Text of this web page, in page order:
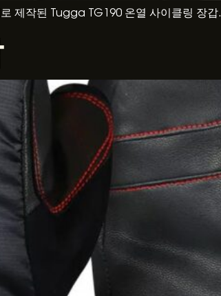
제작된 Tugga TG190 온열 사이클링 장갑.